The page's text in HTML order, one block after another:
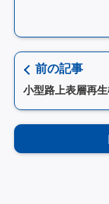
前の記事
小型路上表層再生